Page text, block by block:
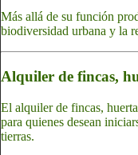
Más allá de su función
biodiversidad urbana y la
Alquiler de fincas,
El alquiler de fincas,
para quienes desean
tierras.